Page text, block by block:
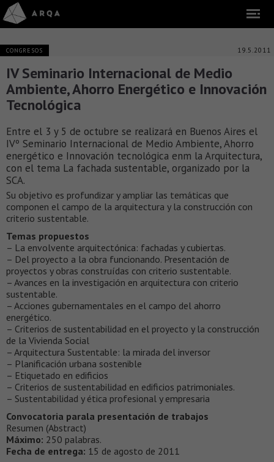
CONGRESOS 19.5.2011
IV Seminario Internacional de Medio
Ambiente, Ahorro Energético e Innovación
Tecnológica
Entre el 3 y 5 de octubre se realizará en Buenos Aires el
IVº Seminario Internacional de Medio Ambiente, Ahorro
energético e Innovación tecnológica enm la Arquitectura,
con el tema La fachada sustentable, organizado por la
SCA.
Su objetivo es profundizar y ampliar las temáticas que
componen el campo de la arquitectura y la construcción con
criterio sustentable.
Temas propuestos
– La envolvente arquitectónica: fachadas y cubiertas.
– Del proyecto a la obra funcionando. Presentación de
proyectos y obras construídas con criterio sustentable.
– Avances en la investigación en arquitectura con criterio
sustentable.
– Acciones gubernamentales en el campo del ahorro
energético.
– Criterios de sustentabilidad en el proyecto y la construcción
de la Vivienda Social
– Arquitectura Sustentable: la mirada del inversor
– Planificación urbana sostenible
– Etiquetado en edificios
– Criterios de sustentabilidad en edificios patrimoniales.
– Sustentabilidad y ética profesional y empresaria
Convocatoria parala presentación de trabajos
Resumen (Abstract)
Máximo: 250 palabras.
Fecha de entrega: 15 de agosto de 2011